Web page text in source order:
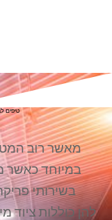
4
במיוחד
בשירותי
להן כוללות ציוד